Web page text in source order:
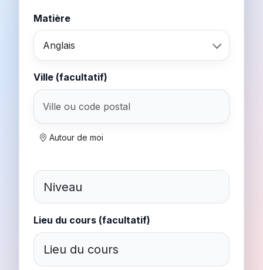
Matière
Anglais
Ville (facultatif)
Autour de moi
Lieu du cours (facultatif)